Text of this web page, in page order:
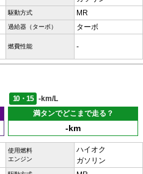
駆動方式 MR
過給器（ターボ） ターボ
燃費性能 -
10・15
-km/L
満タンでどこまで走る？
-km
使用燃料
エンジン
ハイオク
ガソリン